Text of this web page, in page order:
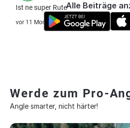
Ist ne super Rute
vor 11 Monate
Alle Beiträge
Werde zum Pro-
Angle smarter, nicht härter!